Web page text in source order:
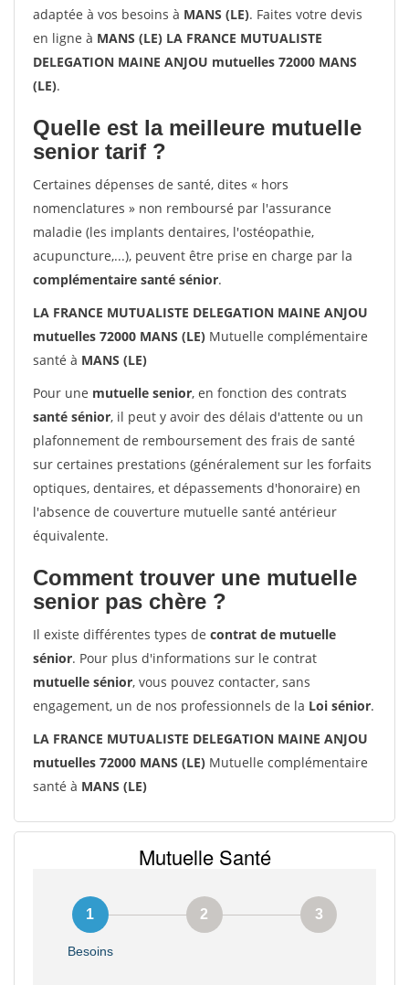
adaptée à vos besoins à MANS (LE). Faites votre devis
en ligne à MANS (LE) LA FRANCE MUTUALISTE
DELEGATION MAINE ANJOU mutuelles 72000 MANS
(LE).
Quelle est la meilleure mutuelle
senior tarif ?
Certaines dépenses de santé, dites « hors
nomenclatures » non remboursé par l'assurance
maladie (les implants dentaires, l'ostéopathie,
acupuncture,...), peuvent être prise en charge par la
complémentaire santé sénior.
LA FRANCE MUTUALISTE DELEGATION MAINE ANJOU
mutuelles 72000 MANS (LE) Mutuelle complémentaire
santé à MANS (LE)
Pour une mutuelle senior, en fonction des contrats
santé sénior, il peut y avoir des délais d'attente ou un
plafonnement de remboursement des frais de santé
sur certaines prestations (généralement sur les forfaits
optiques, dentaires, et dépassements d'honoraire) en
l'absence de couverture mutuelle santé antérieur
équivalente.
Comment trouver une mutuelle
senior pas chère ?
Il existe différentes types de contrat de mutuelle
sénior. Pour plus d'informations sur le contrat
mutuelle sénior, vous pouvez contacter, sans
engagement, un de nos professionnels de la Loi sénior.
LA FRANCE MUTUALISTE DELEGATION MAINE ANJOU
mutuelles 72000 MANS (LE) Mutuelle complémentaire
santé à MANS (LE)